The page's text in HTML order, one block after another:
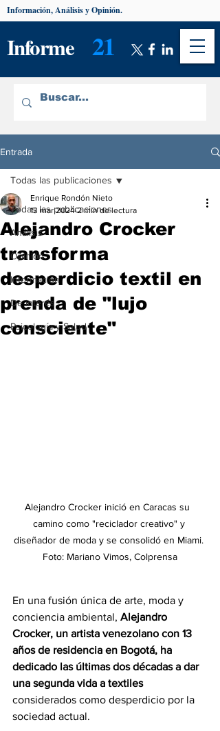
Informe 21
Información, Análisis y Opinión.
Entrada
Todas las publicaciones
Análisis
Opinión
Información
De interés
Psicología y Salud
Todas las publicaciones
Alejandro Crocker
transforma
desperdicio textil en
prenda de "lujo
consciente"
Enrique Rondón Nieto
13 mar 2024 2 min de lectura
Alejandro Crocker inició en Caracas su
camino como "reciclador creativo" y
diseñador de moda y se consolidó en Miami.
Foto: Mariano Vimos, Colprensa
En una fusión única de arte, moda y
conciencia ambiental, Alejandro
Crocker, un artista venezolano con 13
años de residencia en Bogotá, ha
dedicado las últimas dos décadas a dar
una segunda vida a textiles
considerados como desperdicio por la
sociedad actual.